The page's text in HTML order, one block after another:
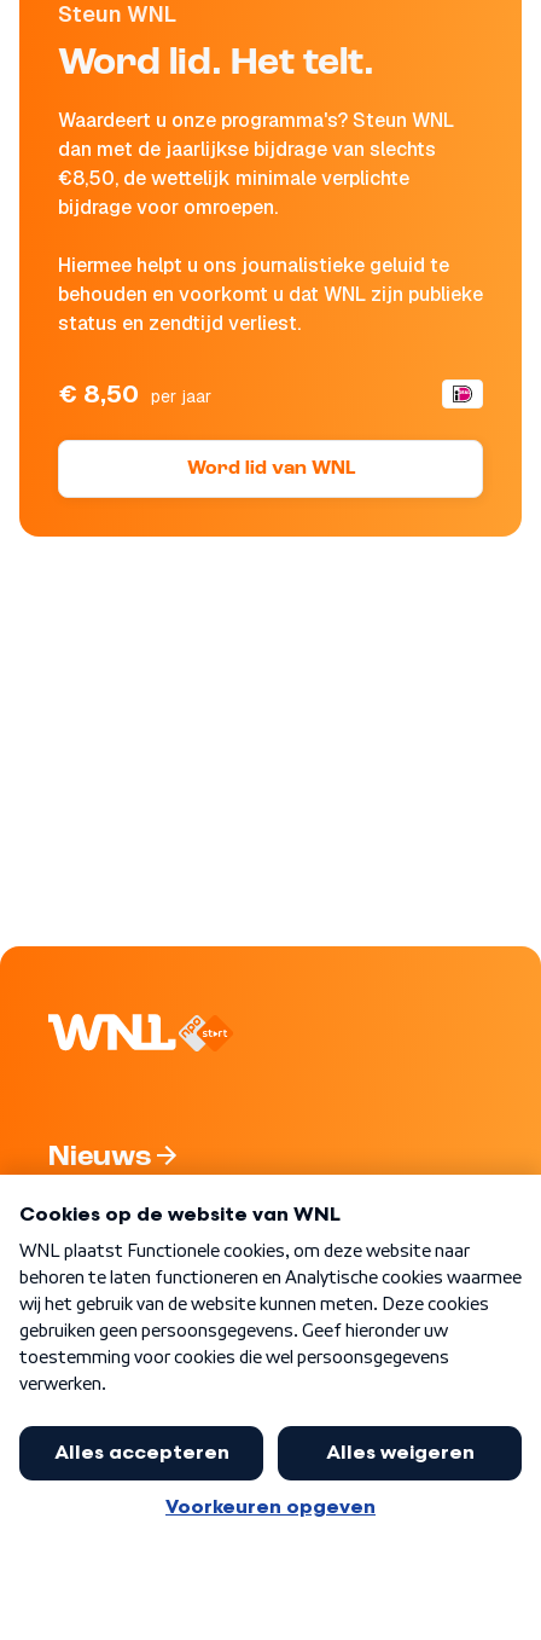
Steun WNL
Word lid. Het telt.
Waardeert u onze programma's? Steun WNL
dan met de jaarlijkse bijdrage van slechts
€8,50, de wettelijk minimale verplichte
bijdrage voor omroepen.
Hiermee helpt u ons journalistieke geluid te
behouden en voorkomt u dat WNL zijn publieke
status en zendtijd verliest.
€ 8,50 per jaar
Word lid van WNL
Nieuws
Nieuwsbrief
Word Lid